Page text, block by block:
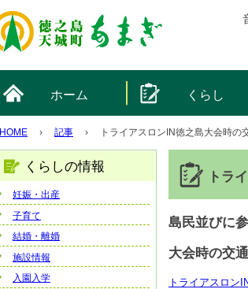
ホーム くらし
HOME › 記事 › トライアスロンIN徳之島大会時の
トラ
島民並びに
大会時の交
トライアスロン
くらしの情報
妊娠・出産
子育て
結婚・離婚
施設情報
入園入学